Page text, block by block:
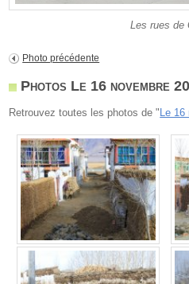
Les rues de
Photo précédente
Photos Le 16 novembre
Retrouvez toutes les photos de " Le 16